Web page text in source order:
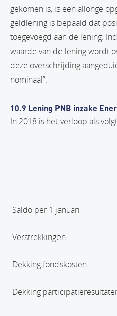
gekomen is, is een allonge
geldlening is bepaald dat
toegevoegd aan de lening.
waarde van de lening wordt
deze overschrijding
nominaal”.
10.9 Lening PNB inzake
In 2018 is het verloop als
Saldo per 1 januari
Verstrekkingen
Dekking fondskosten
Dekking